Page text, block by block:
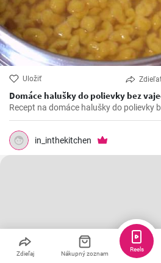
Uložiť
Domáce halušky do polievky bez
Recept na domáce halušky do polievky
in_inthekitchen
Zdieľaj Nákupný zoznam
Reels